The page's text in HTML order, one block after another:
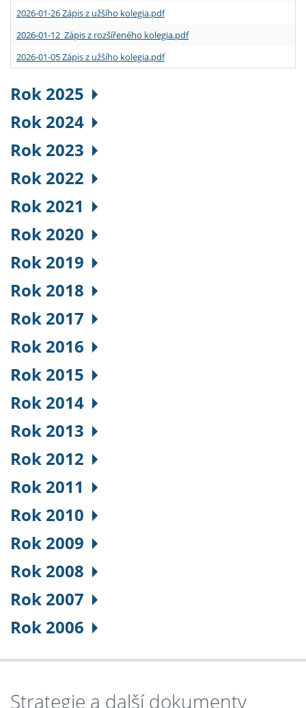
2026-01-26 Zápis z užšího kolegia.pdf
2026-01-12 Zápis z rozšířeného kolegia.pdf
2026-01-05 Zápis z užšího kolegia.pdf
Rok 2025
Rok 2024
Rok 2023
Rok 2022
Rok 2021
Rok 2020
Rok 2019
Rok 2018
Rok 2017
Rok 2016
Rok 2015
Rok 2014
Rok 2013
Rok 2012
Rok 2011
Rok 2010
Rok 2009
Rok 2008
Rok 2007
Rok 2006
Strategie a další dokumenty